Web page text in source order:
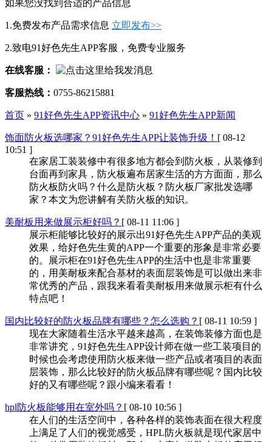
如果您没找到合适的产品信息
1.免费发布产品需求信息 立即发布>>
2.致电91好色先生APP客服，免费专业服务
在线客服：
客服热线： 0755-86215881
首页 » 91好色先生APP资讯中心 » 91好色先生APP新闻
饰面防火板选哪家？91好色先生APP让装饰升级！ [ 08-12
10:51 ]
在家居工装装修中有很多地方都会到防火板，从装修到
台面再到家具，防火板遍布居家生活的方方面面，那么
防火板防火吗？什么是防火板？防火板厂家批发选哪
家？本文为您讲解有关防火板的知识。
美耐板用来做展示柜好吗？ [ 08-11 11:06 ]
展示柜能够比较好的展示出91好色先生APP产品的美观
效果，给好色先生黄的APP一个重要的形象是非常必要
的。展示柜在91好色先生APP的生活中也是非常重要
的，用美耐板来配合基材的表面层装饰是可以做出来非
常优秀的产品，跟我来看看美耐板用来做展示柜有什么
特点吧！
国内比较好的防火板品牌有哪些？怎么选购？ [ 08-11 10:59 ]
现在大家随着生活水平越来越高，在装饰装修方面也是
非常讲究，91好色先生APP设计师在做一些工装项目的
时候也会考虑使用防火板来做一些产品或者项目的表面
层装饰，那么比较好的防火板品牌有哪些呢？国内比较
好的又有哪些呢？跟小编来看看！
hpl防火板能够用在室外吗？ [ 08-10 10:56 ]
在人们的生活空间中，各种各样的装饰表面在很大程度
上满足了人们的视觉感受，HPL防火板就是现代家居中